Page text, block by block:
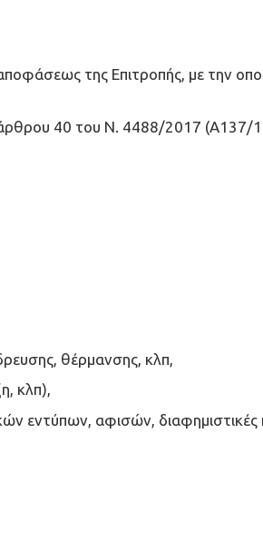
της Επιτροπής, με την
άρθρου 40 του Ν. 4488/2017 (Α137/
θέρμανσης, κλπ,
κλπ),
εντύπων, αφισών,